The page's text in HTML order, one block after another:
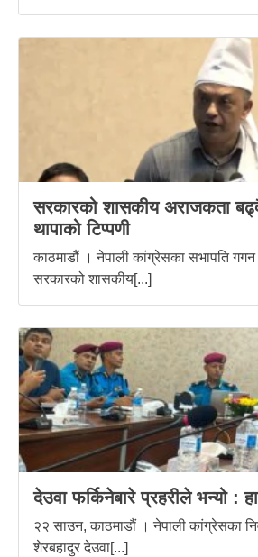
सरकारको शासकीय अराजकता
थापाको टिप्पणी
काठमाडौं । नेपाली कांग्रेसका सभापति गगन
सरकारको शासकीय[...]
देउवा फर्किनेबारे प्रहरीले भन्यो :
२२ साउन, काठमाडौं । नेपाली कांग्रेसका
शेरबहादुर देउवा[...]